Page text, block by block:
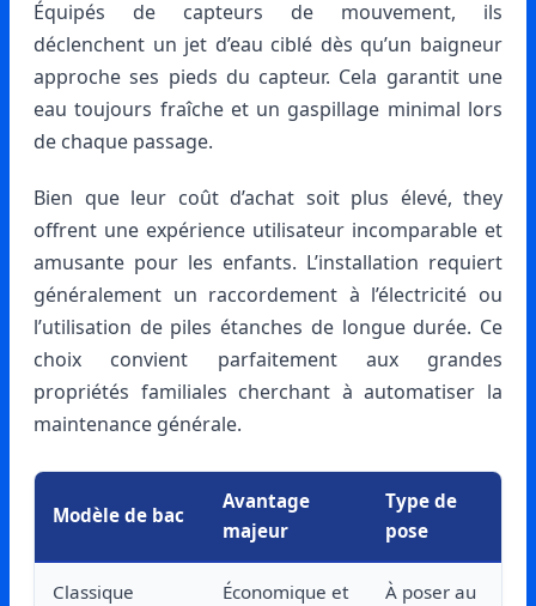
Équipés de capteurs de mouvement, ils
déclenchent un jet d’eau ciblé dès qu’un baigneur
approche ses pieds du capteur. Cela garantit une
eau toujours fraîche et un gaspillage minimal lors
de chaque passage.
Bien que leur coût d’achat soit plus élevé, they
offrent une expérience utilisateur incomparable et
amusante pour les enfants. L’installation requiert
généralement un raccordement à l’électricité ou
l’utilisation de piles étanches de longue durée. Ce
choix convient parfaitement aux grandes
propriétés familiales cherchant à automatiser la
maintenance générale.
Modèle de bac
Avantage
majeur
Type de
pose
Classique
Économique et
À poser au